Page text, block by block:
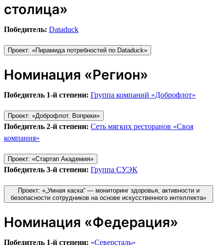
столица»
Победитель: Dataduck
Проект: «Пирамида потребностей по Dataduck»
Номинация «Регион»
Победитель 1-й степени: Группа компаний «Доброфлот»
Проект: «Доброфлот. Вопреки»
Победитель 2-й степени: Сеть мягких ресторанов «Своя
компания»
Проект: «Стартап Академия»
Победитель 3-й степени: Группа СУЭК
Проект: «„Умная каска“ — мониторинг здоровья, активности и
безопасности сотрудников на основе искусственного интеллекта»
Номинация «Федерация»
Победитель 1-й степени: «Северсталь»